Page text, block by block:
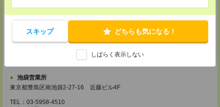
スキップ どちらも気になる！
しばらく表示しない
東京都新宿区西新宿1-8-1 新宿ビルディング5Ｆ
TEL：03-6911-4510
東京都立川市曙町2-31-15 日住金立川ビル3F
池袋営業所
東京都豊島区南池袋2-27-16 近藤ビル4F
TEL：03-5958-4510